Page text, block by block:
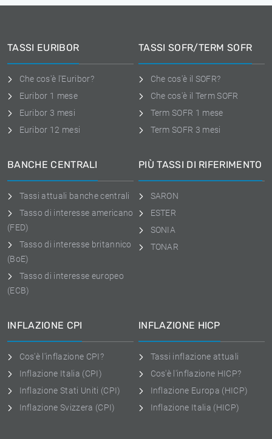
TASSI EURIBOR
Che cos'è l'Euribor?
Euribor 1 mese
Euribor 3 mesi
Euribor 12 mesi
TASSI SOFR/TERM SOFR
Che cos'è il SOFR?
Che cos'è il Term SOFR
Term SOFR 1 mese
Term SOFR 3 mesi
BANCHE CENTRALI
Tassi attuali banche centrali
Tasso di interesse americano
(FED)
Tasso di interesse britannico
(BoE)
Tasso di interesse europeo
(ECB)
PIÙ TASSI DI RIFERIMENTO
SARON
ESTER
SONIA
TONAR
INFLAZIONE CPI
Cos'è l'inflazione CPI?
Inflazione Italia (CPI)
Inflazione Stati Uniti (CPI)
Inflazione Svizzera (CPI)
INFLAZIONE HICP
Tassi inflazione attuali
Cos'è l'inflazione HICP?
Inflazione Europa (HICP)
Inflazione Italia (HICP)